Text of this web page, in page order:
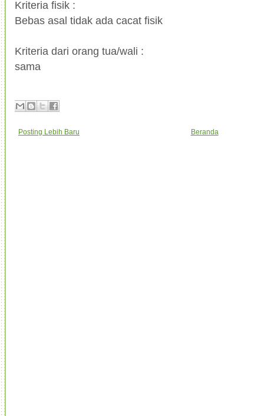
Kriteria fisik :
Bebas asal tidak ada cacat fisik
Kriteria dari orang tua/wali :
sama
Posting Lebih Baru Beranda